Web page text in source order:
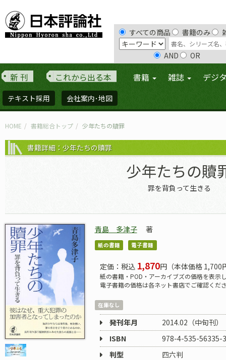
すべての商品 書籍のみ
AND OR
新 刊 これから出る本 書籍 雑誌 デジ
テキスト採用 会社案内･地図
HOME 書籍総合トップ 少年たちの贖罪
書籍詳細：少年たちの贖罪
少年たちの贖
罪を背負って生きる
青島 多津子 著
紙の書籍 電子書籍
定価：税込 1,870円（本体価格 1,700
紙の書籍・POD・アーカイブズの価格を表示
電子書籍の価格は各ネット書店でご確認くだ
在庫なし
発刊年月
2014.02（中旬刊）
ISBN
978-4-535-56335-3
判型
四六判